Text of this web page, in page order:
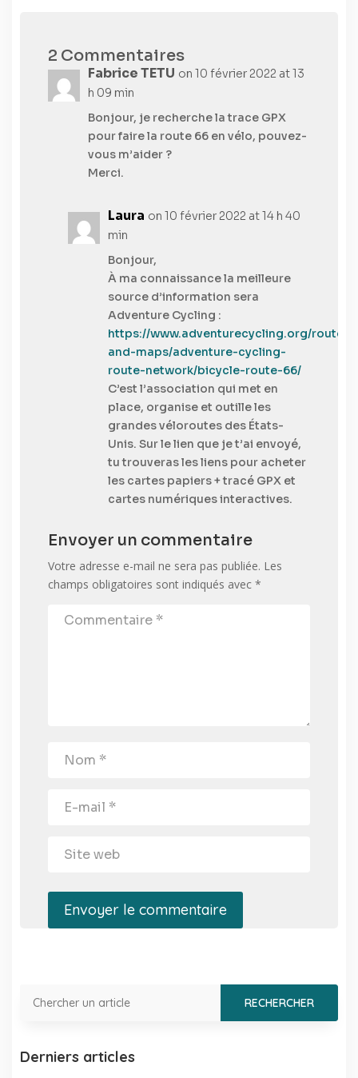
2 Commentaires
Fabrice TETU on 10 février 2022 at 13
h 09 min
Bonjour, je recherche la trace GPX
pour faire la route 66 en vélo, pouvez-
vous m’aider ?
Merci.
Laura on 10 février 2022 at 14 h 40
min
Bonjour,
À ma connaissance la meilleure
source d’information sera
Adventure Cycling :
https://www.adventurecycling.org/routes-
and-maps/adventure-cycling-
route-network/bicycle-route-66/
C’est l’association qui met en
place, organise et outille les
grandes véloroutes des États-
Unis. Sur le lien que je t’ai envoyé,
tu trouveras les liens pour acheter
les cartes papiers + tracé GPX et
cartes numériques interactives.
Envoyer un commentaire
Votre adresse e-mail ne sera pas publiée. Les
champs obligatoires sont indiqués avec *
Envoyer le commentaire
Derniers articles